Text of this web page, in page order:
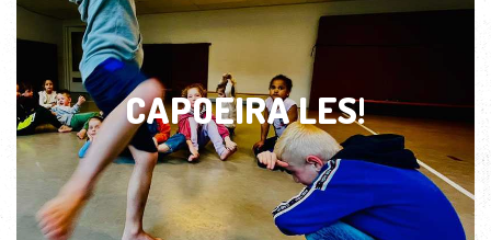
CAPOEIRA LES!